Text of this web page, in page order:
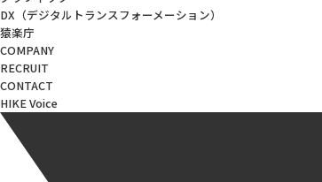
DX （デジタルトランスフォーメーション）
猿楽庁
COMPANY
RECRUIT
CONTACT
HIKE Voice